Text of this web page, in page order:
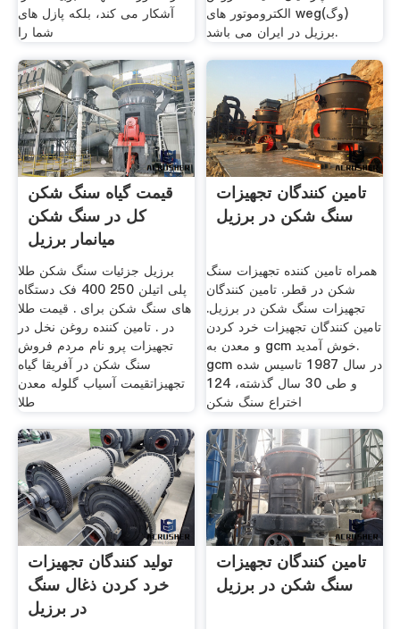
آشکار می کند، بلکه پازل های
شما را
الکتروموتور های weg(وگ)
برزیل در ایران می باشد.
قیمت گیاه سنگ شکن
کل در سنگ شکن
میانمار برزیل
برزیل جزئیات سنگ شکن طلا
پلی اتیلن 250 400 فک دستگاه
های سنگ شکن برای . قیمت طلا
در . تامین کننده روغن نخل در
تجهیزات پرو نام مردم فروش
سنگ شکن در آفریقا گیاه
تجهیزاتقیمت آسیاب گلوله معدن
طلا
تامین کنندگان تجهیزات
سنگ شکن در برزیل
همراه تامین کننده تجهیزات سنگ
شکن در قطر. تامین کنندگان
تجهیزات سنگ شکن در برزیل.
تامین کنندگان تجهیزات خرد کردن
و معدن به gcm خوش آمدید.
gcm در سال 1987 تاسیس شده
و طی 30 سال گذشته، 124
اختراع سنگ شکن
تولید کنندگان تجهیزات
خرد کردن ذغال سنگ
در برزیل
تامین کنندگان تجهیزات
سنگ شکن در برزیل